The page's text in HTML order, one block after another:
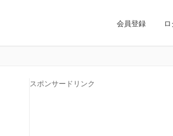
会員登録
スポンサードリンク